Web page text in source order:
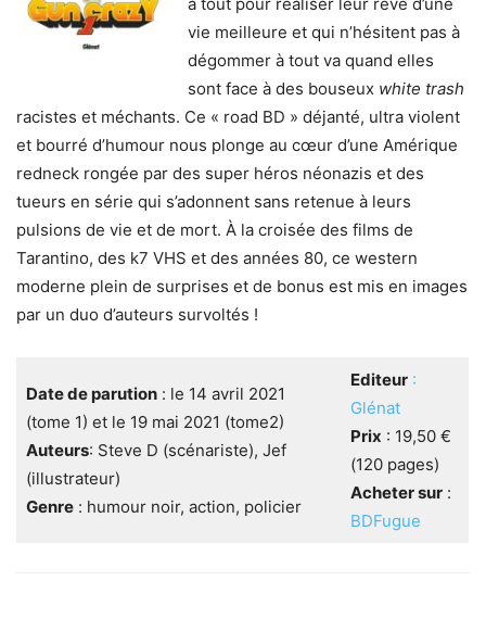
vie meilleure et qui n’hésitent pas à
dégommer à tout va quand elles
sont face à des bouseux white trash
racistes et méchants. Ce « road BD » déjanté, ultra violent
et bourré d’humour nous plonge au cœur d’une Amérique
redneck rongée par des super héros néonazis et des
tueurs en série qui s’adonnent sans retenue à leurs
pulsions de vie et de mort. À la croisée des films de
Tarantino, des k7 VHS et des années 80, ce western
moderne plein de surprises et de bonus est mis en images
par un duo d’auteurs survoltés !
Date de parution: le 14 avril 2021
(tome 1) et le 19 mai 2021 (tome2)
Auteurs: Steve D (scénariste), Jef
(illustrateur)
Genre: humour noir, action, policier
Editeur :
Glénat
Prix : 19,50 €
(120 pages)
Acheter sur:
BDFugue